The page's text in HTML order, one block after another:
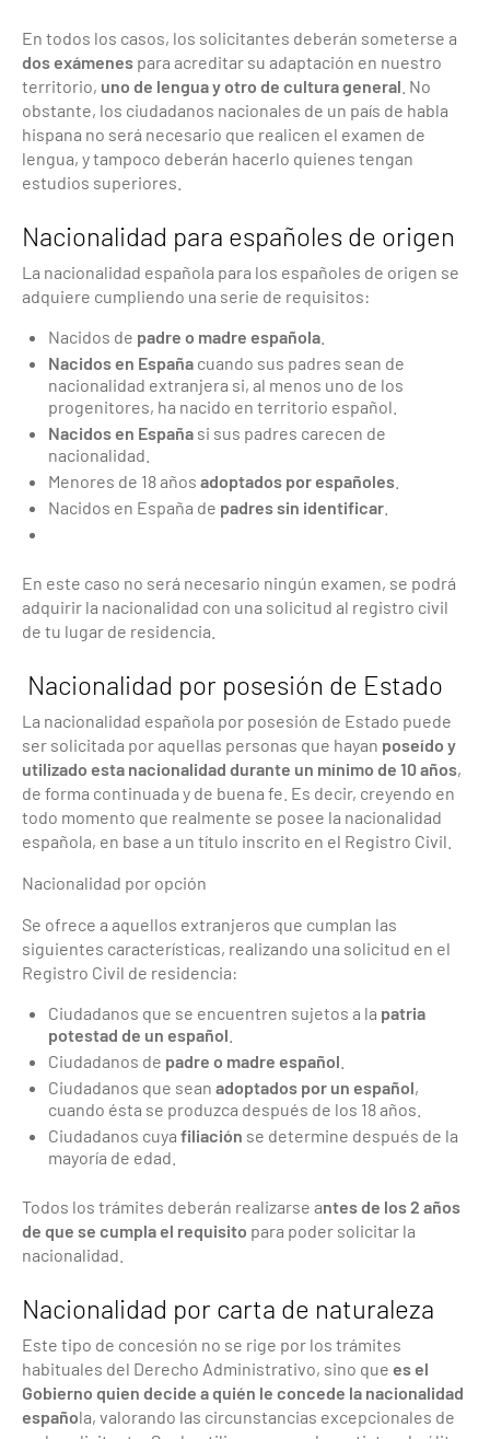
En todos los casos, los solicitantes deberán someterse a
dos exámenes para acreditar su adaptación en nuestro
territorio, uno de lengua y otro de cultura general . No
obstante, los ciudadanos nacionales de un país de habla
hispana no será necesario que realicen el examen de
lengua, y tampoco deberán hacerlo quienes tengan
estudios superiores.
Nacionalidad para españoles de origen
La nacionalidad española para los españoles de origen se
adquiere cumpliendo una serie de requisitos:
Nacidos de padre o madre española
Nacidos en España cuando sus padres sean de
nacionalidad extranjera si, al menos uno de los
progenitores, ha nacido en territorio español.
Nacidos en España si sus padres carecen de
nacionalidad.
Menores de 18 años adoptados por españoles
Nacidos en España de padres sin identificar
En este caso no será necesario ningún examen, se podrá
adquirir la nacionalidad con una solicitud al registro civil
de tu lugar de residencia.
Nacionalidad por posesión de Estado
La nacionalidad española por posesión de Estado puede
ser solicitada por aquellas personas que hayan poseído y
utilizado esta nacionalidad durante un mínimo de 10 años,
de forma continuada y de buena fe. Es decir, creyendo en
todo momento que realmente se posee la nacionalidad
española, en base a un título inscrito en el Registro Civil.
Nacionalidad por opción
Se ofrece a aquellos extranjeros que cumplan las
siguientes características, realizando una solicitud en el
Registro Civil de residencia:
Ciudadanos que se encuentren sujetos a la patria
potestad de un español
Ciudadanos de padre o madre español
Ciudadanos que sean adoptados por un español,
cuando ésta se produzca después de los 18 años.
Ciudadanos cuya filiación se determine después de la
mayoría de edad.
Todos los trámites deberán realizarse antes de los 2 años
de que se cumpla el requisito para poder solicitar la
nacionalidad.
Nacionalidad por carta de naturaleza
Este tipo de concesión no se rige por los trámites
habituales del Derecho Administrativo, sino que es el
Gobierno quien decide a quién le concede la nacionalidad
española, valorando las circunstancias excepcionales de